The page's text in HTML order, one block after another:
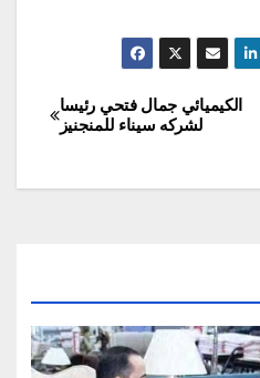
الكيميائي جمال فتحي رئيسا
لشركه سيناء للمنجنيز